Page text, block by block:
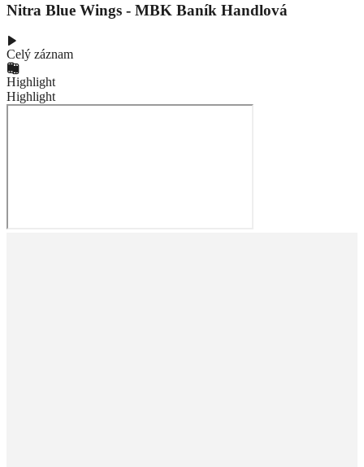
Nitra Blue Wings - MBK Baník Handlová
Celý záznam
Highlight
Highlight